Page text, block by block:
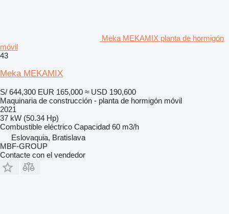
Meka MEKAMIX planta de hormigón
móvil
43
Meka MEKAMIX
S/ 644,300 EUR 165,000 ≈ USD 190,600
Maquinaria de construcción - planta de hormigón móvil
2021
37 kW (50.34 Hp)
Combustible eléctrico Capacidad 60 m3/h
Eslovaquia, Bratislava
MBF-GROUP
Contacte con el vendedor